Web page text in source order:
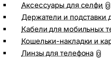
Аксессуары для селфи 0
Держатели и подставки
Кабели для мобильных
Кошельки-накладки и
Линзы для телефона 0